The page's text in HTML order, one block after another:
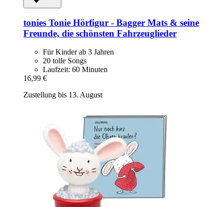
tonies Tonie Hörfigur -​ Bagger Mats & seine
Freunde, die schönsten Fahrzeuglieder
Für Kinder ab 3 Jahren
20 tolle Songs
Laufzeit: 60 Minuten
16,99 €
Zustellung bis 13. August